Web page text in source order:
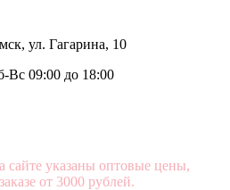
ул. Гагарина, 10
Вс 09:00 до 18:00
сайте указаны оптовые цены,
от 3000 рублей.